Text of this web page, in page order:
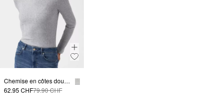
Chemise en côtes douces avec un col roulé dans une coupe ajustée
62.95 CHF79.90 CHF